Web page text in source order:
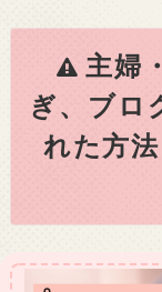
主婦
ぎ、ブロ
れた方